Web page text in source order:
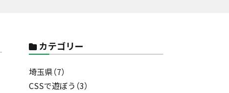
カテゴリー
埼玉県（7）
CSSで遊ぼう（3）